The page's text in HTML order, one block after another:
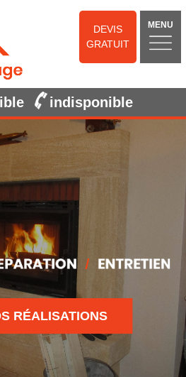
DEVIS
GRATUIT
MENU
indisponible
RÉALISATIONS